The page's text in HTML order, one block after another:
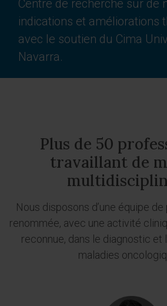
Centre de recherche sur de
indications et améliorations
avec le soutien du Cima
Navarra.
Plus de 50
travaillant de
Nous disposons d’une équipe
renommée, avec une activité
reconnue, dans le diagnostic
maladies